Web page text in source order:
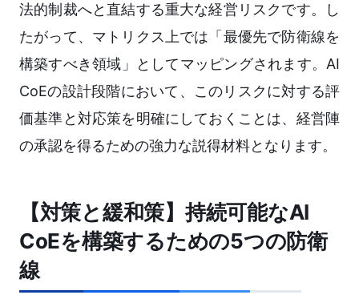
法的制裁へと直結する重大な経営リスクです。し
たがって、マトリクス上では「最優先で防衛線を
構築すべき領域」としてマッピングされます。AI
CoEの設計段階において、このリスクに対する評
価基準と対応策を明確にしておくことは、経営陣
の承認を得るための強力な説得材料となります。
【対策と緩和策】持続可能なAI
CoEを構築するための5つの防衛
線